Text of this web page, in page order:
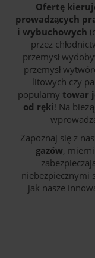
Ofertę
prowadzących
i wybuchowych
przez
przemysł
przemysł
litowych czy
popularny towar
od ręki! Na
Zapoznaj się z
gazów,
niebezpiecznymi
jak nasze